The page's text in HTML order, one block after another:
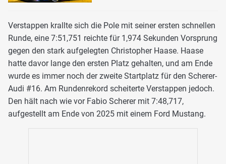
Verstappen krallte sich die Pole mit seiner ersten schnellen
Runde, eine 7:51,751 reichte für 1,974 Sekunden Vorsprung
gegen den stark aufgelegten Christopher Haase. Haase
hatte davor lange den ersten Platz gehalten, und am Ende
wurde es immer noch der zweite Startplatz für den Scherer-
Audi #16. Am Rundenrekord scheiterte Verstappen jedoch.
Den hält nach wie vor Fabio Scherer mit 7:48,717,
aufgestellt am Ende von 2025 mit einem Ford Mustang.